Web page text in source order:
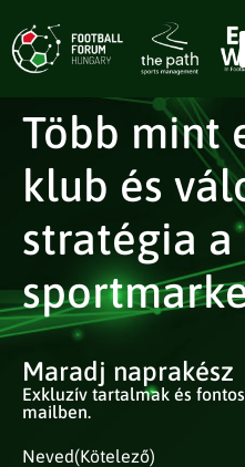
Több mint
klub és
stratégia a
Maradj naprakész
Exkluzív tartalmak és
mailben.
Neved(Kötelező)